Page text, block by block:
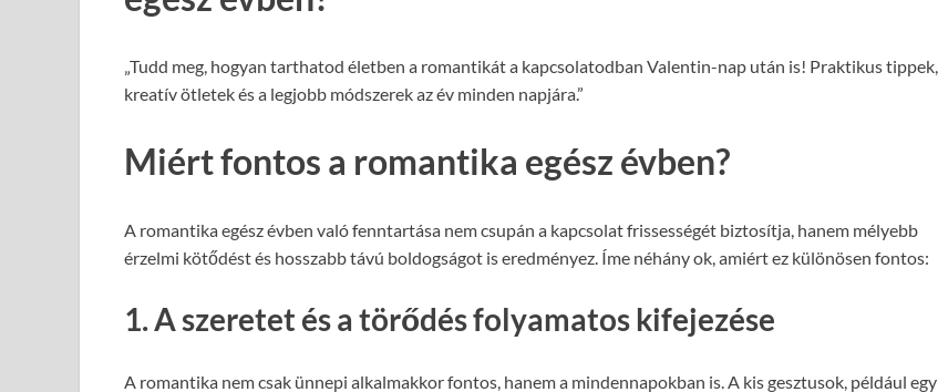
„Tudd meg, hogyan tarthatod életben a romantikát a kapcsolatodban Valentin-nap után is! Praktikus tippek,
kreatív ötletek és a legjobb módszerek az év minden napjára.”
Miért fontos a romantika egész évben?
A romantika egész évben való fenntartása nem csupán a kapcsolat frissességét biztosítja, hanem mélyebb
érzelmi kötődést és hosszabb távú boldogságot is eredményez. Íme néhány ok, amiért ez különösen fontos:
1. A szeretet és a törődés folyamatos kifejezése
A romantika nem csak ünnepi alkalmakkor fontos, hanem a mindennapokban is. A kis gesztusok, például egy